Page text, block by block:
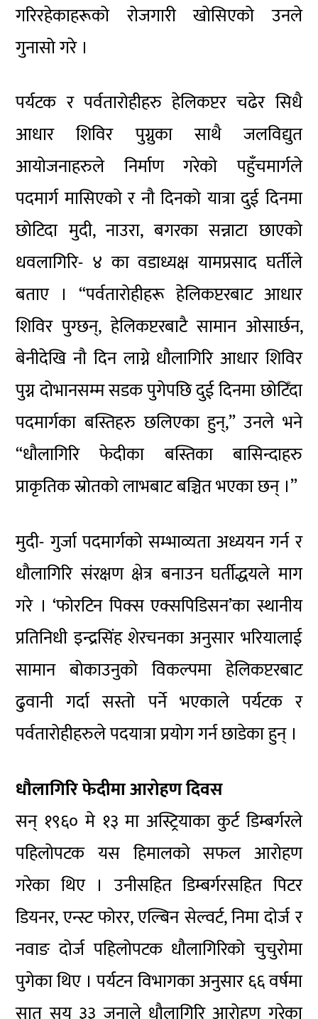
गरिरहेकाहरूकोरोजगारी खोसिएको उनले
गुनासो गरे ।
पर्यटक रपर्वतारोहीहरुहेलिकप्टर चढेर सिधै
आधार शिविर पुग्नुका साथै जलविद्युत
आयोजनाहरुलेनिर्माण गरेको पहुँचमार्गले
पदमार्ग मासिएको र नौ दिनको यात्रा दुई दिनमा
छोटिदामुदी,नाउरा,बगरकासन्नाटाछाएको
धवलागिरि- ४ का वडाध्यक्ष यामप्रसाद घर्तीले
बताए । “पर्वतारोहीहरूहेलिकप्टरबाट आधार
शिविर पुग्छन्, हेलिकप्टरबाटै सामान ओसार्छन,
बेनीदेखि नौ दिन लाग्ने धौलागिरि आधार शिविर
पुग्न दोभानसम्म सडक पुगेपछि दुई दिनमाछोटिँदा
पदमार्गकाबस्तिहरु छलिएका हुन्,” उनले भने
“धौलागिरि फेदीकाबस्तिका
बासिन्दाहरु
प्राकृतिक स्रोतको लाभबाट बञ्चित भएका छन् ।”
मुदी- गुर्जापदमार्गको सम्भाव्यता अध्ययन गर्न र
धौलागिरि संरक्षण क्षेत्र बनाउनघर्तीद्धयलेमाग
गरे ।‘फोरटिन पिक्स एक्सपिडिसन’कास्थानीय
प्रतिनिधीइन्द्रसिंह शेरचनका अनुसार भरियालाई
सामान बोकाउनुको विकल्पमा हेलिकप्टरबाट
ढुवानी गर्दा सस्तो पर्ने भएकाले पर्यटक र
पर्वतारोहीहरुलेपदयात्रा प्रयोग गर्न छाडेका हुन् ।
धौलागिरि फेदीमा आरोहण दिवस
सन् १९६० मे १३ मा अस्ट्रियाका कुर्ट डिम्बर्गरले
पहिलोपटक यस हिमालको सफल आरोहण
गरेका थिए । उनीसहित डिम्बर्गरसहित पिटर
डियनर, एन्स्ट फोरर, एल्बिन सेल्वर्ट, निमा दोर्ज र
नवाङ दोर्ज पहिलोपटक धौलागिरिको चुचुरोमा
पुगेका थिए । पर्यटन विभागका अनुसार ६६ वर्षमा